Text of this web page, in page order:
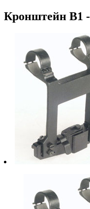
Кронштейн В1